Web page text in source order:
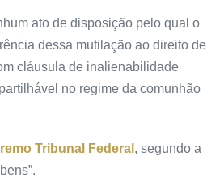
ato de disposição pelo qual o
dessa mutilação ao direito de
cláusula de inalienabilidade
no regime da comunhão
Tribunal Federal , segundo a